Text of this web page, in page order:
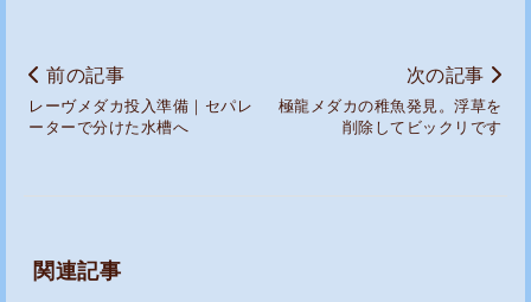
前の記事
レーヴメダカ投入準備｜セパレ
ーターで分けた水槽へ
次の記事
極龍メダカの稚魚発見。浮草を
削除してビックリです
関連記事